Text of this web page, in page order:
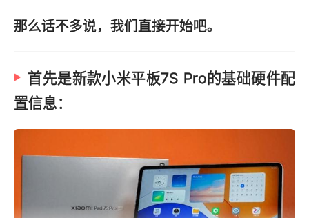
那么话不多说，我们直接开始吧。
首先是新款小米平板7S Pro的基础硬件配
置信息：